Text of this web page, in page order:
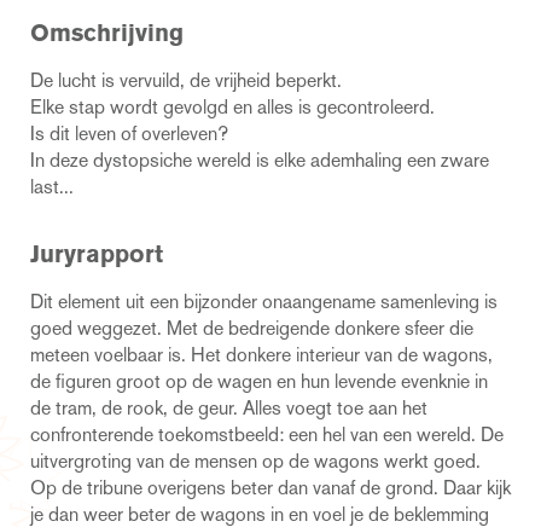
Omschrijving
De lucht is vervuild, de vrijheid beperkt.
Elke stap wordt gevolgd en alles is gecontroleerd.
Is dit leven of overleven?
In deze dystopsiche wereld is elke ademhaling een zware
last...
Juryrapport
Dit element uit een bijzonder onaangename samenleving is
goed weggezet. Met de bedreigende donkere sfeer die
meteen voelbaar is. Het donkere interieur van de wagons,
de figuren groot op de wagen en hun levende evenknie in
de tram, de rook, de geur. Alles voegt toe aan het
confronterende toekomstbeeld: een hel van een wereld. De
uitvergroting van de mensen op de wagons werkt goed.
Op de tribune overigens beter dan vanaf de grond. Daar kijk
je dan weer beter de wagons in en voel je de beklemming